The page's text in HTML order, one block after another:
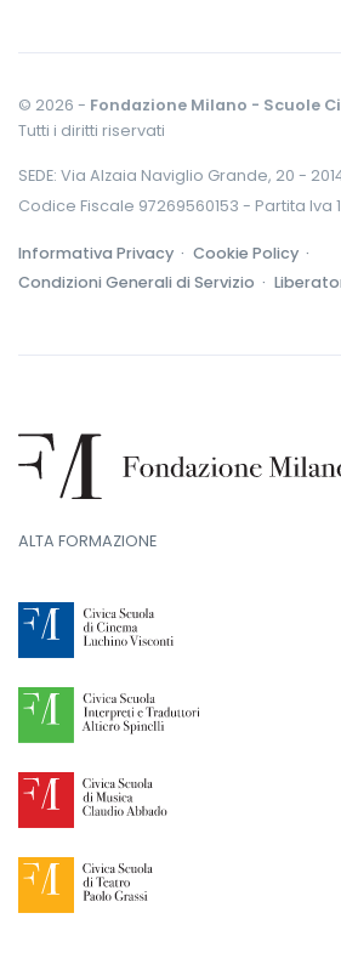
© 2026 - Fondazione Milano - Scuole
Tutti i diritti riservati
SEDE: Via Alzaia Naviglio Grande, 20 -
Codice Fiscale 97269560153 - Partita Iva
Informativa Privacy · Cookie Policy ·
Condizioni Generali di Servizio ·
ALTA FORMAZIONE